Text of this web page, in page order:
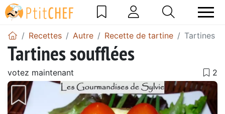
Recettes Autre Recette de tartine Tartines
Tartines soufflées
votez maintenant